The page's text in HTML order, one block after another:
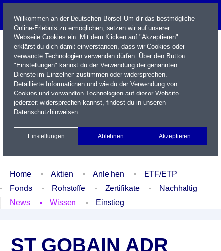
Name / WKN / ISIN / Kürzel
Xetra Realtime
Watchlist Portfolio Login
Home Aktien Anleihen
ETF/ETP
Fonds
Rohstoffe Zertifikate
Nachhaltig
News
Wissen Einstieg
ST GOBAIN ADR
Willkommen an der Deutschen Börse! Um dir das bestmögliche
Online-Erlebnis zu ermöglichen, setzen wir auf unserer
Webseite Cookies ein. Mit dem Klicken auf "Akzeptieren"
erklärst du dich damit einverstanden, dass wir Cookies oder
verwandte Technologien verwenden dürfen. Über den Button
"Einstellungen" kannst du der Verwendung der genannten
Dienste im Einzelnen zustimmen oder widersprechen.
Detaillierte Informationen und wie du der Verwendung von
Cookies und verwandten Technologien auf dieser Website
jederzeit widersprechen kannst, findest du in unseren
Datenschutzhinweisen.
Einstellungen Ablehnen Akzeptieren